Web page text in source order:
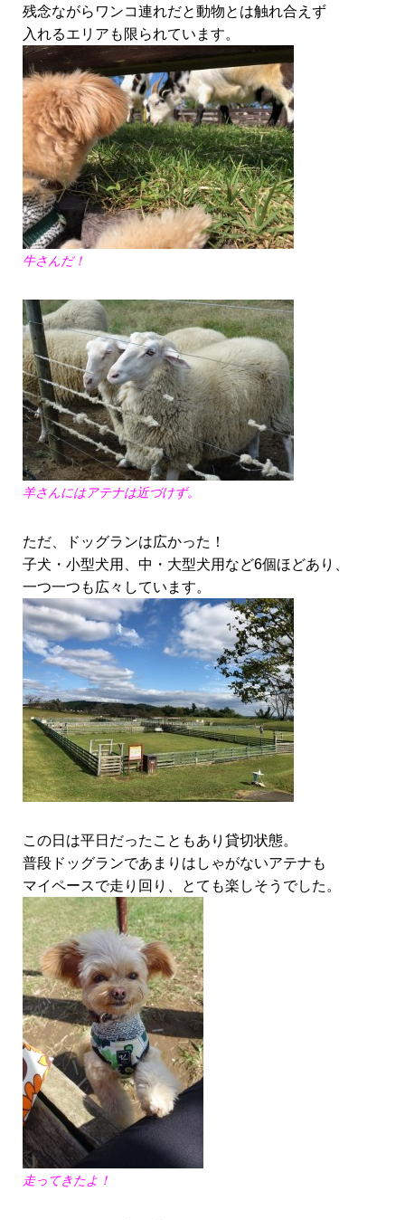
残念ながらワンコ連れだと動物とは触れ合えず
入れるエリアも限られています。
牛さんだ！
羊さんにはアテナは近づけず。
ただ、ドッグランは広かった！
子犬・小型犬用、中・大型犬用など6個ほどあり、
一つ一つも広々しています。
この日は平日だったこともあり貸切状態。
普段ドッグランであまりはしゃがないアテナも
マイペースで走り回り、とても楽しそうでした。
走ってきたよ！